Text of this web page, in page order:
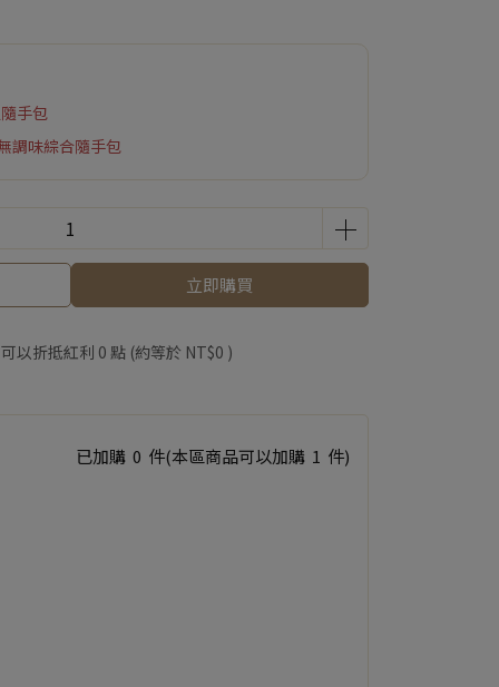
手包
調味綜合隨手包
立即購買
以折抵紅利 0 點 (約等於 NT$0 )
已加購 0 件(本區商品可以加購 1 件)